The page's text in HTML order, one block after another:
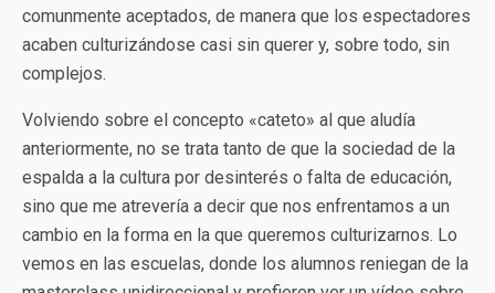
comunmente aceptados, de manera que los espectadores
acaben culturizándose casi sin querer y, sobre todo, sin
complejos.
Volviendo sobre el concepto «cateto» al que aludía
anteriormente, no se trata tanto de que la sociedad de la
espalda a la cultura por desinterés o falta de educación,
sino que me atrevería a decir que nos enfrentamos a un
cambio en la forma en la que queremos culturizarnos. Lo
vemos en las escuelas, donde los alumnos reniegan de la